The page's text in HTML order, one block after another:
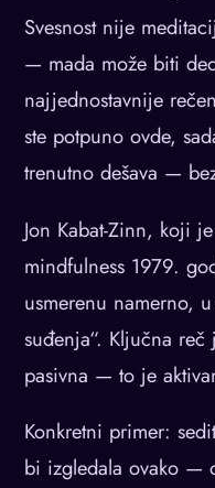
Svesnost nije
— mada može biti
najjednostavnije
ste potpuno ovde,
trenutno dešava —
Jon Kabat-Zinn, koji
mindfulness 1979.
usmerenu namerno,
suđenja“. Ključna reč
pasivna — to je
Konkretni primer:
bi izgledala ovako —